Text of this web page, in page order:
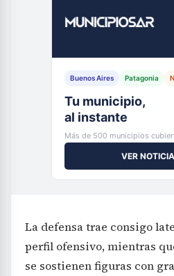
Buenos Aires Patagonia
Tu municipio,
al instante
Más de 500 municipios
VER
La defensa trae consigo
perfil ofensivo, mientras
se sostienen figuras con